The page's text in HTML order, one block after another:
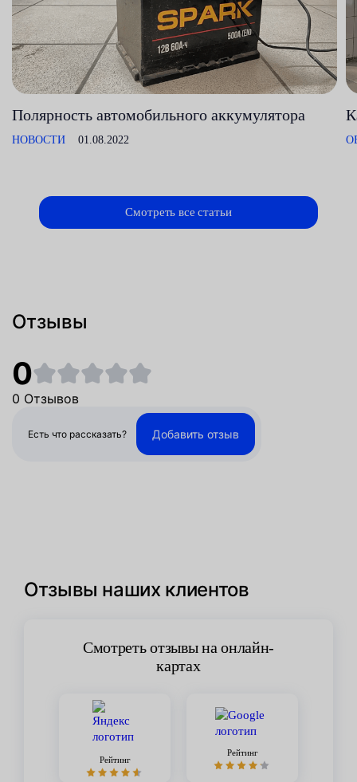
Полярность автомобильного аккумулятора
НОВОСТИ 01.08.2022
Смотреть все статьи
Отзывы
0
0 Отзывов
Есть что рассказать? Добавить отзыв
Отзывы наших клиентов
Смотреть отзывы на онлайн-
картах
Рейтинг
Рейтинг